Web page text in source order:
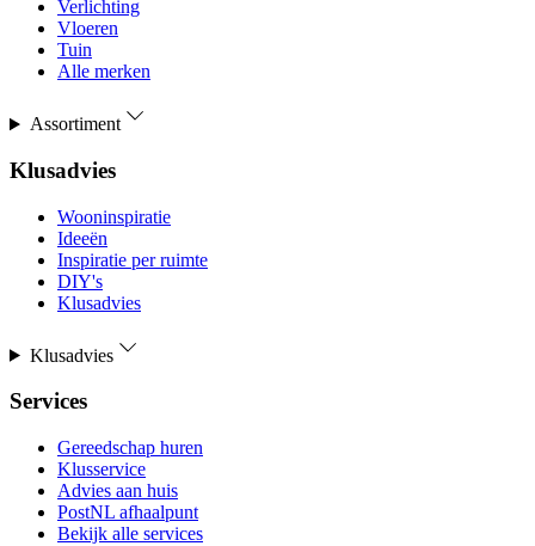
Verlichting
Vloeren
Tuin
Alle merken
Assortiment
Klusadvies
Wooninspiratie
Ideeën
Inspiratie per ruimte
DIY's
Klusadvies
Klusadvies
Services
Gereedschap huren
Klusservice
Advies aan huis
PostNL afhaalpunt
Bekijk alle services